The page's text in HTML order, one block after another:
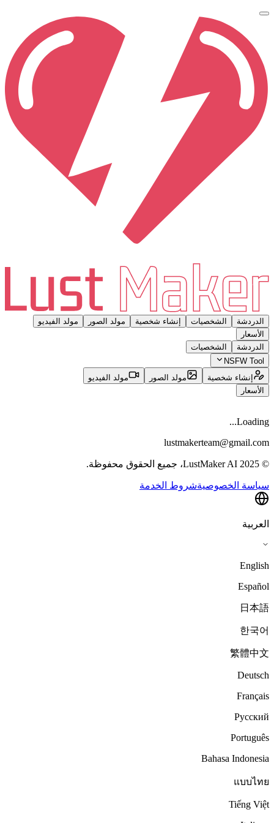
الدردشة الشخصيات إنشاء شخصية مولد الصور
مولد الفيديو
الأسعار
الدردشة
الشخصيات
NSFW Tool
إنشاء شخصية
مولد الصور
مولد الفيديو
الأسعار
Loading...
lustmakerteam@gmail.com
© 2025 LustMaker AI، جميع الحقوق محفوظة.
سياسة الخصوصيةشروط الخدمة
العربية
English
Español
日本語
한국어
繁體中文
Deutsch
Français
Русский
Português
Bahasa Indonesia
แบบไทย
Tiếng Việt